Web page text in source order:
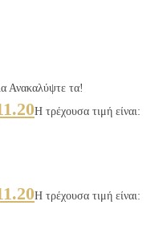
Ανακαλύψτε τα!
Η τρέχουσα τιμή είναι:
Η τρέχουσα τιμή είναι: